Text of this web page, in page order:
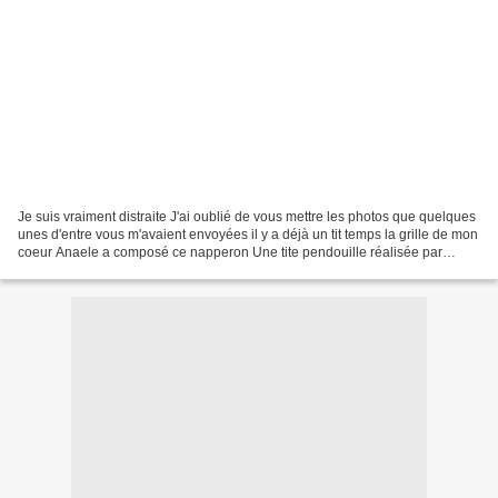
Je suis vraiment distraite J'ai oublié de vous mettre les photos que quelques
unes d'entre vous m'avaient envoyées il y a déjà un tit temps la grille de mon
coeur Anaele a composé ce napperon Une tite pendouille réalisée par